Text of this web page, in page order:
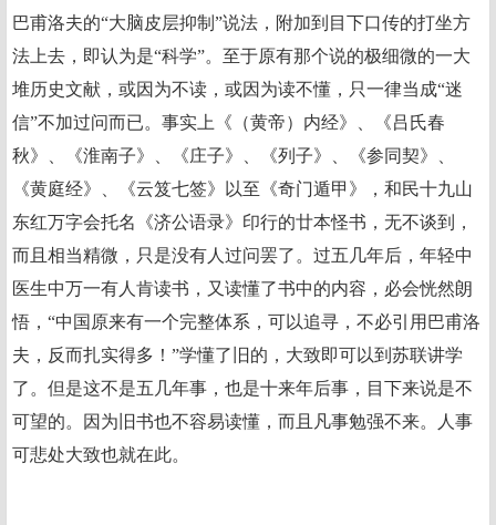
巴甫洛夫的“大脑皮层抑制”说法，附加到目下口传的打坐方
法上去，即认为是“科学”。至于原有那个说的极细微的一大
堆历史文献，或因为不读，或因为读不懂，只一律当成“迷
信”不加过问而已。事实上《（黄帝）内经》、《吕氏春
秋》、《淮南子》、《庄子》、《列子》、《参同契》、
《黄庭经》、《云笈七签》以至《奇门遁甲》，和民十九山
东红万字会托名《济公语录》印行的廿本怪书，无不谈到，
而且相当精微，只是没有人过问罢了。过五几年后，年轻中
医生中万一有人肯读书，又读懂了书中的内容，必会恍然朗
悟，“中国原来有一个完整体系，可以追寻，不必引用巴甫洛
夫，反而扎实得多！”学懂了旧的，大致即可以到苏联讲学
了。但是这不是五几年事，也是十来年后事，目下来说是不
可望的。因为旧书也不容易读懂，而且凡事勉强不来。人事
可悲处大致也就在此。